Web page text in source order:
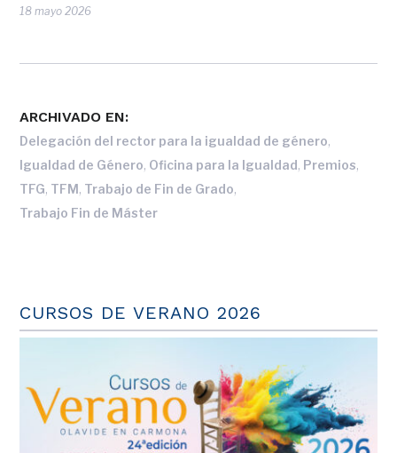
18 mayo 2026
ARCHIVADO EN:
Delegación del rector para la igualdad de género,
Igualdad de Género, Oficina para la Igualdad, Premios,
TFG, TFM, Trabajo de Fin de Grado,
Trabajo Fin de Máster
CURSOS DE VERANO 2026